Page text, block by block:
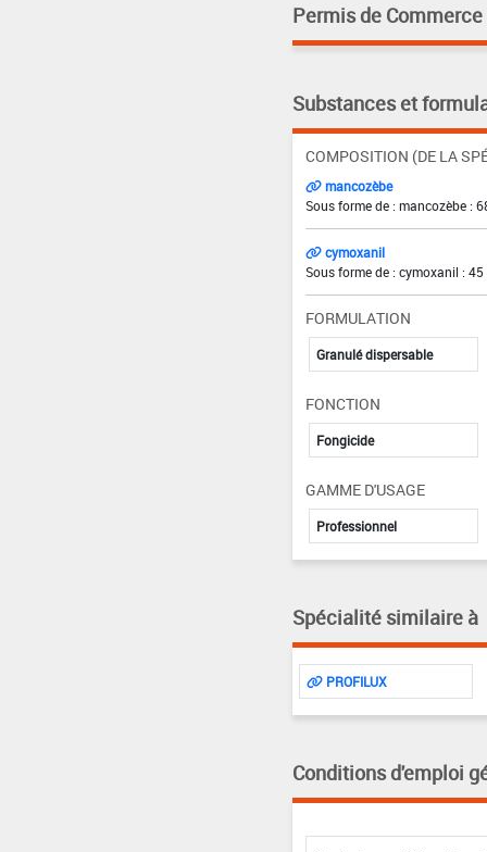
Permis de
Substances et
COMPOSITION (DE LA
mancozèbe
Sous forme de : mancozèbe :
cymoxanil
Sous forme de : cymoxanil :
FORMULATION
Granulé dispersable
FONCTION
Fongicide
GAMME D'USAGE
Professionnel
Spécialité similaire à
PROFILUX
Conditions d'emploi